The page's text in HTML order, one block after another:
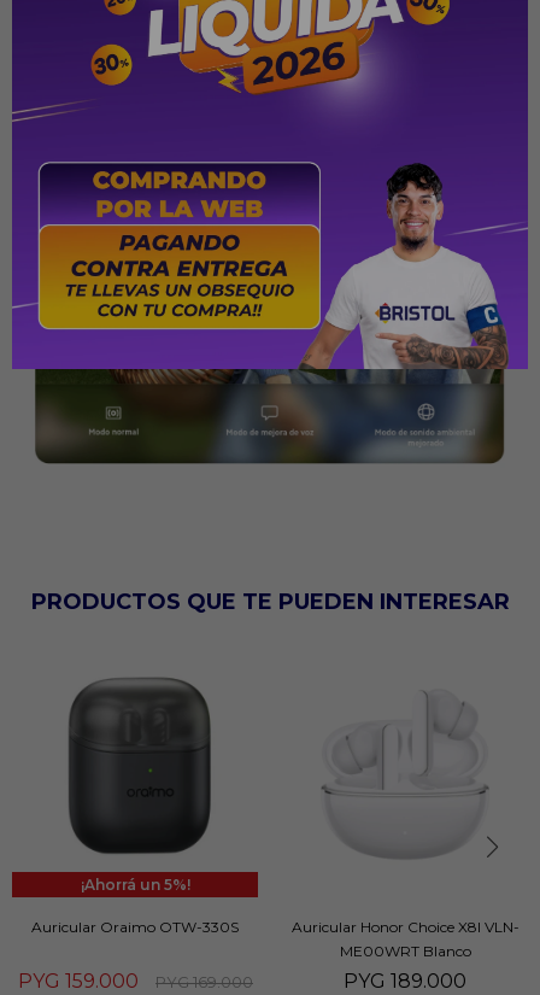
PRODUCTOS QUE TE PUEDEN INTERESAR
5
Auricular Oraimo OTW-330S
PYG 159.000 PYG 169.000
Auricular Honor Choice X8I VLN-
ME00WRT Blanco
PYG 189.000